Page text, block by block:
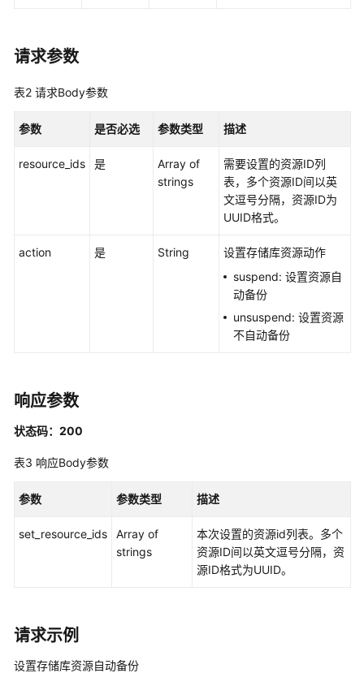
特
性
南
最
实
参
API
概
用
运
营
请求参数
表2 请求Body参数
参数 是否必选 参数类型 描述
resource_ids 是
Array of
strings
需要设置的资源ID列
表，多个资源ID间以英
文逗号分隔，资源ID为
UUID格式。
action 是 String
设置存储库资源动作
suspend: 设置资源自
动备份
unsuspend: 设置资源
不自动备份
响应参数
状态码：200
表3 响应Body参数
参数 参数类型 描述
set_resource_ids
Array of
strings
本次设置的资源id列表。多个
资源ID间以英文逗号分隔，资
源ID格式为UUID。
请求示例
设置存储库资源自动备份